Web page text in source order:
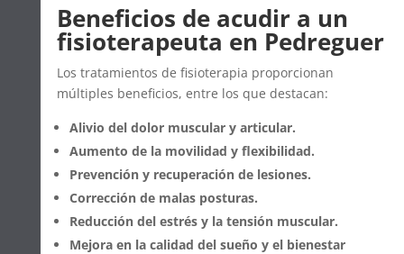
Beneficios de acudir a un
fisioterapeuta en Pedreguer
Los tratamientos de fisioterapia proporcionan
múltiples beneficios, entre los que destacan:
Alivio del dolor muscular y articular.
Aumento de la movilidad y flexibilidad.
Prevención y recuperación de lesiones.
Corrección de malas posturas.
Reducción del estrés y la tensión muscular.
Mejora en la calidad del sueño y el bienestar